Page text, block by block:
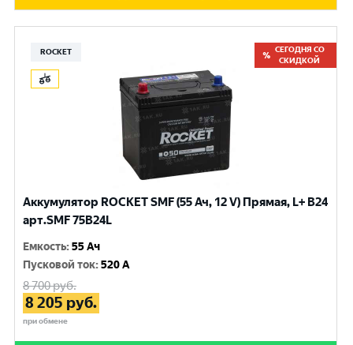
ROCKET
СЕГОДНЯ СО
СКИДКОЙ
Аккумулятор ROCKET SMF (55 Ач, 12 V) Прямая, L+ B24
арт.SMF 75В24L
Емкость:55 Ач
Пусковой ток:520 A
8 700руб.
8 205 руб.
при обмене